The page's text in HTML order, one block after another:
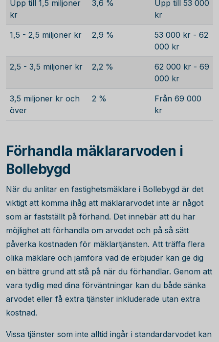
Upp till 1,5 miljoner
kr
3,6 %
Upp till 53 000
kr
1,5 - 2,5 miljoner kr 2,9 %
53 000 kr - 62
000 kr
2,5 - 3,5 miljoner kr 2,2 %
62 000 kr - 69
000 kr
3,5 miljoner kr och
över
2 %
Från 69 000
kr
Förhandla mäklararvoden i
Bollebygd
När du anlitar en fastighetsmäklare i Bollebygd är det
viktigt att komma ihåg att mäklararvodet inte är något
som är fastställt på förhand. Det innebär att du har
möjlighet att förhandla om arvodet och på så sätt
påverka kostnaden för mäklartjänsten. Att träffa flera
olika mäklare och jämföra vad de erbjuder kan ge dig
en bättre grund att stå på när du förhandlar. Genom att
vara tydlig med dina förväntningar kan du både sänka
arvodet eller få extra tjänster inkluderade utan extra
kostnad.
Vissa tjänster som inte alltid ingår i standardarvodet kan